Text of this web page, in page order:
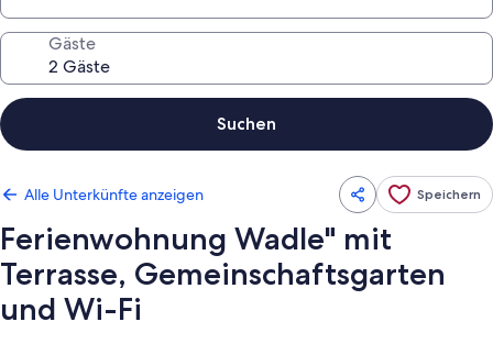
Gäste
Suchen
Alle Unterkünfte anzeigen Speichern
Ferienwohnung Wadle" mit
Terrasse, Gemeinschaftsgarten
und Wi-Fi